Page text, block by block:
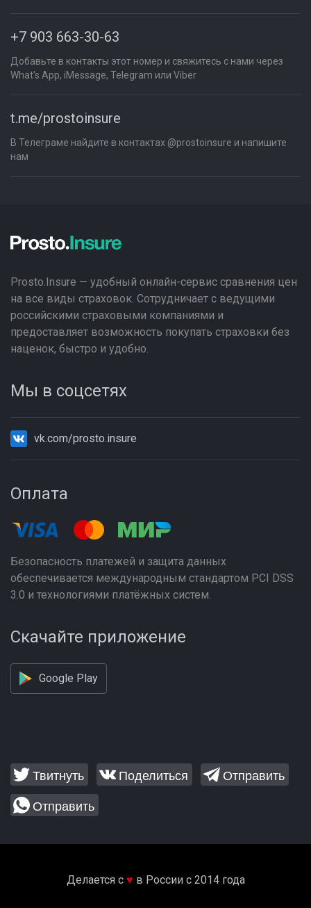
+7 903 663-30-63
Добавьте в контакты этот номер и свяжитесь с нами через
What's App, iMessage, Telegram или Viber
t.me/prostoinsure
В Телеграме найдите в контактах @prostoinsure и напишите
нам
Prosto.Insure — удобный онлайн-сервис сравнения цен
на все виды страховок. Сотрудничает с ведущими
российскими страховыми компаниями и
предоставляет возможность покупать страховки без
наценок, быстро и удобно.
Мы в соцсетях
vk.com/prosto.insure
Оплата
Безопасность платежей и защита данных
обеспечивается международным стандартом PCI DSS
3.0 и технологиями платёжных систем.
Скачайте приложение
Google Play
Твитнуть Поделиться
Отправить
Отправить
Делается с ♥ в России с 2014 года